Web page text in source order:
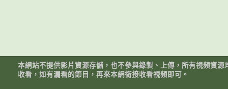
本網站不提供影片資源存儲，也不參與錄製、上傳，所有視頻資
收看，如有漏看的節目，再來本網銜接收看視頻即可。